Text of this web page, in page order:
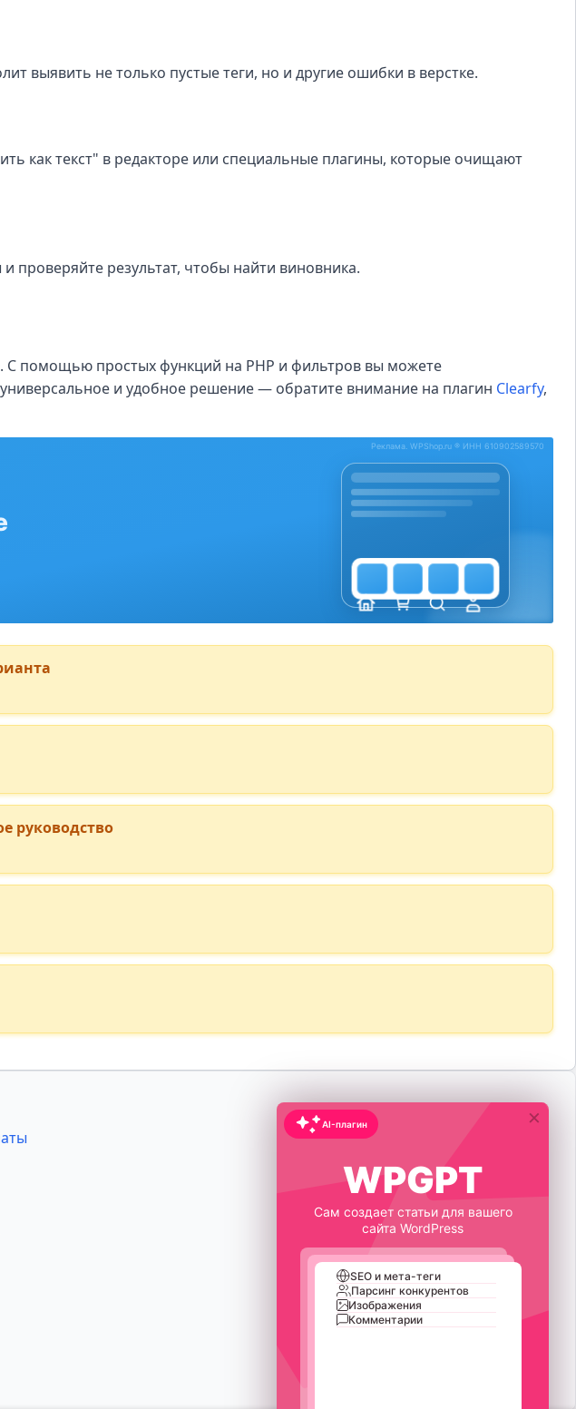
выявить не только пустые теги, но и другие ошибки в верстке.
как текст" в редакторе или специальные плагины, которые очищают
проверяйте результат, чтобы найти виновника.
С помощью простых функций на PHP и фильтров вы можете
и удобное решение — обратите внимание на плагин Clearfy,
руководство
×
AI-плагин
WPGPT
Сам создает статьи для вашего
сайта WordPress
SEO и мета-теги
Парсинг конкурентов
Изображения
Комментарии